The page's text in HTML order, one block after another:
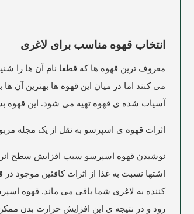
انتخاب قهوه مناسب برای لاغری
معروف ترین قهوه ها که قطعا نام آن ها را
می کنند اما در میان این قهوه ها بهترین
آسیاب شده ی قهوه تهیه می شود. این قهوه
اثرات قهوه ی اسپرسو به نقل از یک مجله
نوشیدن قهوه اسپرسو سبب افزایش سطح
اشتها نسبت به غذا از اثرات کافئین موجود
رود و در نتیجه ی این افزایش حرارت بدن